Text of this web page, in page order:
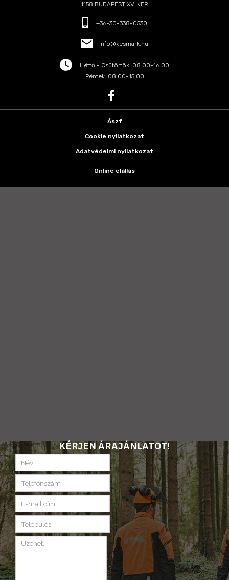
1158 BUDAPEST XV. KER
+36-30-338-0530
info@kesmark.hu
Hétfő - Csütörtök: 08:00-16:00
Péntek: 08:00-15:00
Ászf
Cookie nyilatkozat
Adatvédelmi nyilatkozat
Online elállás
KÉRJEN ÁRAJÁNLATOT!